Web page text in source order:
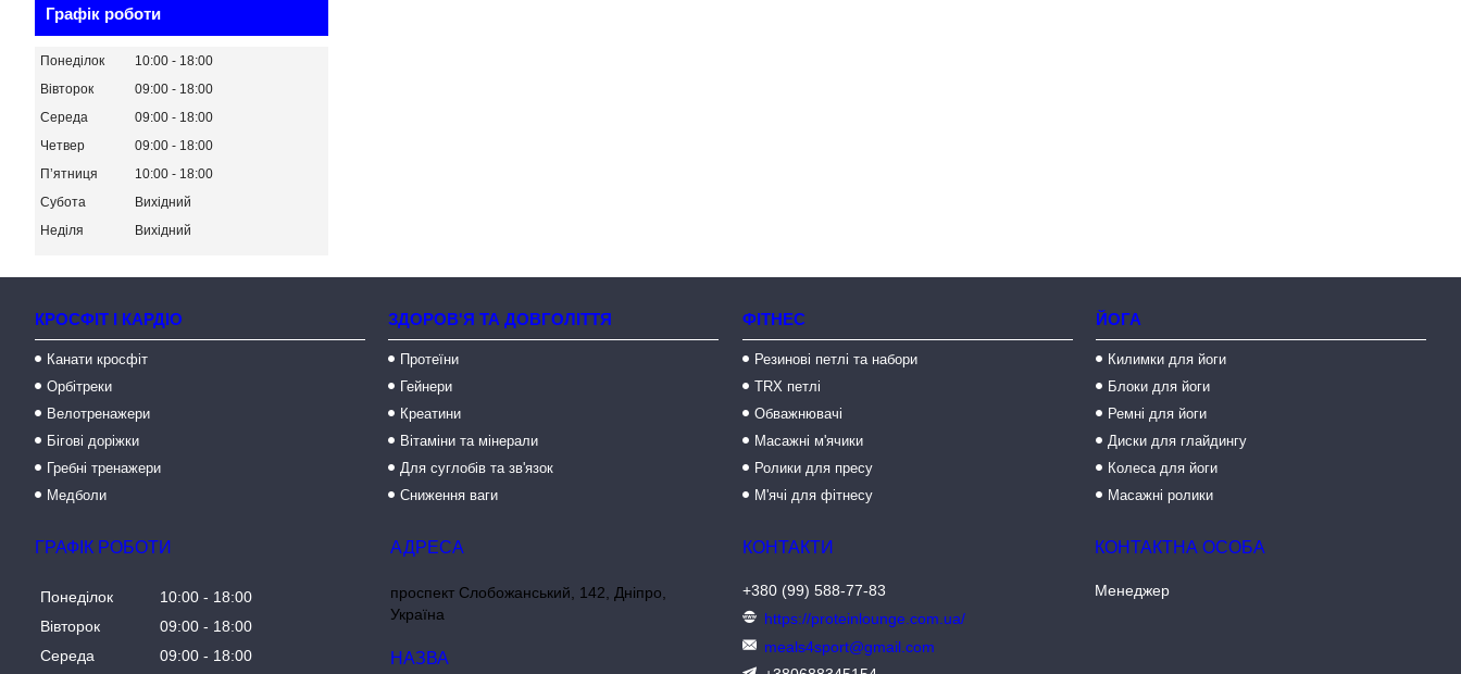
Графік роботи
Понеділок 10:00
18:00
Вівторок
09:00
18:00
Середа
09:00
18:00
Четвер
09:00
18:00
Пʼятниця
10:00
18:00
Субота
Вихідний
Неділя
Вихідний
КРОСФІТ І КАРДІО
Канати кросфіт
Орбітреки
Велотренажери
Бігові доріжки
Гребні тренажери
Медболи
ЗДОРОВ'Я ТА ДОВГОЛІТТЯ
Протеїни
Гейнери
Креатини
Вітаміни та мінерали
Для суглобів та зв'язок
Сниження ваги
ФІТНЕС
Резинові петлі та набори
TRX петлі
Обважнювачі
Масажні м'ячики
Ролики для пресу
М'ячі для фітнесу
ЙОГА
Килимки для йоги
Блоки для йоги
Ремні для йоги
Диски для глайдингу
Колеса для йоги
Масажні ролики
ГРАФІК РОБОТИ
Понеділок 10:00
18:00
Вівторок
09:00
18:00
Середа
09:00 18:00
проспект Слобожанський, 142, Дніпро,
Україна
+380 (99) 588-77-83
https://proteinlounge.com.ua/
meals4sport@gmail.com
Менеджер